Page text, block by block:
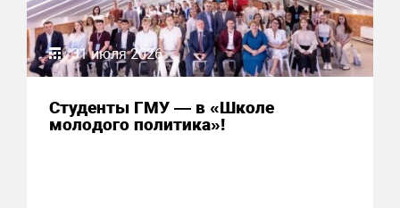
31 июля 2026
Студенты ГМУ — в «Школе
молодого политика»!